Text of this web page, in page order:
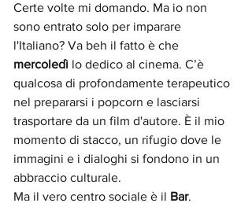
Certe volte mi domando. Ma io non
sono entrato solo per imparare
l'Italiano? Va beh il fatto è che
mercoledì lo dedico al cinema. C’è
qualcosa di profondamente terapeutico
nel prepararsi i popcorn e lasciarsi
trasportare da un film d'autore. È il mio
momento di stacco, un rifugio dove le
immagini e i dialoghi si fondono in un
abbraccio culturale.
Ma il vero centro sociale è il Bar.